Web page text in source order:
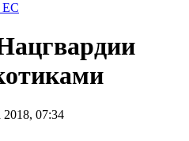
ЕС
2018, 07:34